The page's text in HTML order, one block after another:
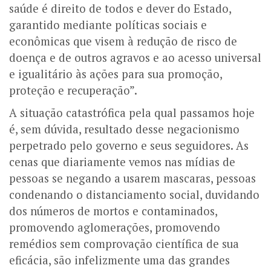
saúde é direito de todos e dever do Estado,
garantido mediante políticas sociais e
econômicas que visem à redução de risco de
doença e de outros agravos e ao acesso universal
e igualitário às ações para sua promoção,
proteção e recuperação”.
A situação catastrófica pela qual passamos hoje
é, sem dúvida, resultado desse negacionismo
perpetrado pelo governo e seus seguidores. As
cenas que diariamente vemos nas mídias de
pessoas se negando a usarem mascaras, pessoas
condenando o distanciamento social, duvidando
dos números de mortos e contaminados,
promovendo aglomerações, promovendo
remédios sem comprovação científica de sua
eficácia, são infelizmente uma das grandes